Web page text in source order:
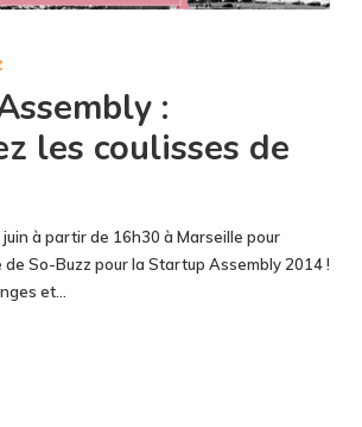
:
les coulisses de
à partir de 16h30 à Marseille pour
de So-Buzz pour la Startup Assembly 2014 !
et…